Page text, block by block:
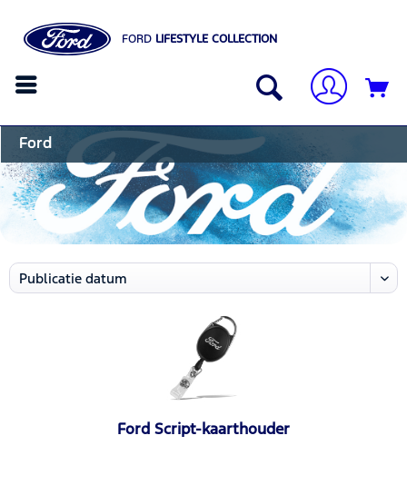
FORD LIFESTYLE COLLECTION
Ford
Ford Script-kaarthouder